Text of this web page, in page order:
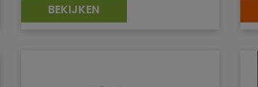
BEKIJKEN